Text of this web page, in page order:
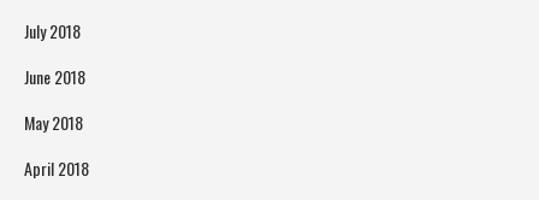
July 2018
June 2018
May 2018
April 2018